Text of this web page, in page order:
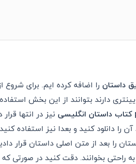
داستان را اضافه کرده ایم. برای شروع
دارند بتوانند از این بخش
نیز در انتها
دانلود کنید و بعدا نیز استفاده
را بعد از متن اصلی داستان قرار
راحتی بخوانند. دقت کنید در صورتی